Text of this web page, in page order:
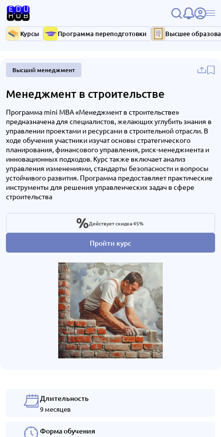
Курсы Программа переподготовки Высшее
Высший менеджмент
Менеджмент в строительстве
Программа mini MBA «Менеджмент в строительстве»
предназначена для специалистов, желающих углубить знания в
управлении проектами и ресурсами в строительной отрасли. В
ходе обучения участники изучат основы стратегического
планирования, финансового управления, риск-менеджмента и
инновационных подходов. Курс также включает анализ
управления изменениями, стандарты безопасности и вопросы
устойчивого развития. Программа предоставляет практические
инструменты для решения управленческих задач в сфере
строительства
Пройти курс
Действует скидка 45%
Длительность
9 месяцев
Форма обучения